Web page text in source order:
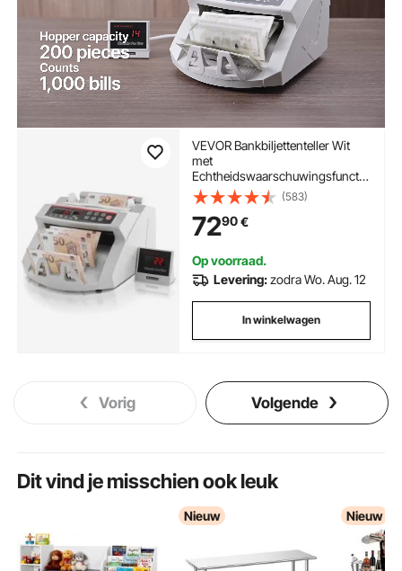
VEVOR Bankbiljettenteller Wit
met
Echtheidswaarschuwingsfunctie
, 1000 stuks/min met UV- en
MG-systemen, 7 kg met LED-
scherm voor Euro, Dollar, Pond
(26 x 23,5 x 17 cm)
(583)
7290€
Op voorraad.
Levering:zodra Wo. Aug. 12
In winkelwagen
Vorig Volgende
Dit vind je misschien ook leuk
Nieuw Nieuw